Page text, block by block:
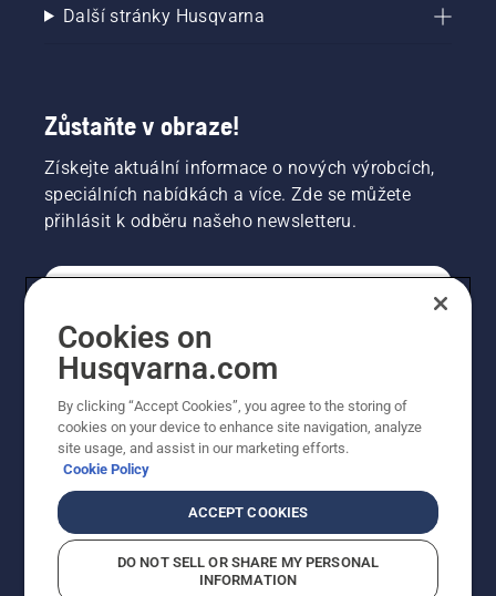
Další stránky Husqvarna
Zůstaňte v obraze!
Získejte aktuální informace o nových výrobcích,
speciálních nabídkách a více. Zde se můžete
přihlásit k odběru našeho newsletteru.
PROFESIONÁLNÍ
Cookies on
Husqvarna.com
By clicking “Accept Cookies”, you agree to the storing of
cookies on your device to enhance site navigation, analyze
site usage, and assist in our marketing efforts.
Cookie Policy
ACCEPT COOKIES
DO NOT SELL OR SHARE MY PERSONAL
INFORMATION